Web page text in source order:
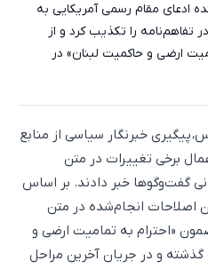
ادعای مقام رسمی آمریکایی به
تفاهم‌نامه را تکذیب کرد و از
ارضی و حاکمیت لبنان» در
پیگیری خبرنگار سیاسی از منابع
برخی تغییرات در متن
گفت‌و‌گو‌ها خبر دادند. بر اساس
اصلاحات انجام‌شده در متن
«احترام به تمامیت ارضی و
و در جریان آخرین مراحل